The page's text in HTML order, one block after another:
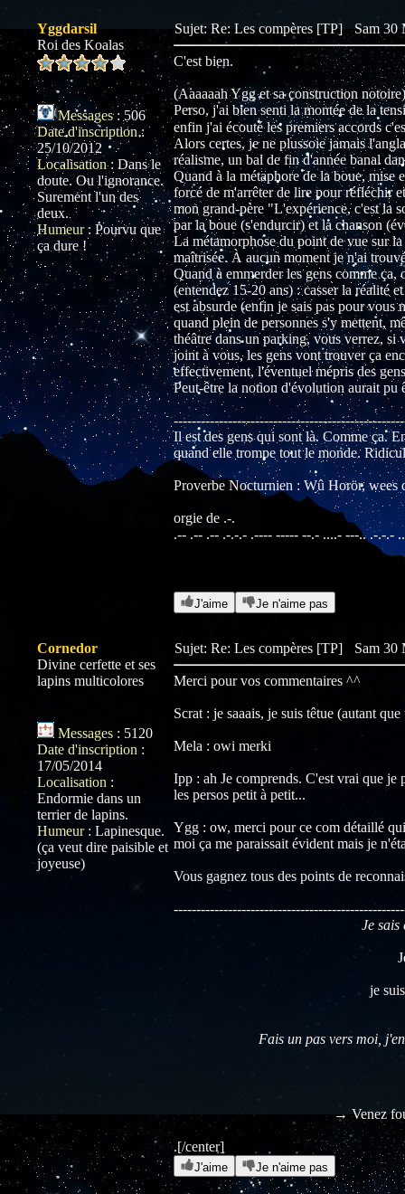
Yggdarsil
Roi des Koalas
Messages: 506
Date d'inscription:
25/10/2012
Localisation: Dans le
doute. Ou l'ignorance.
Surement l'un des
deux.
Humeur: Pourvu que
ça dure !
Sujet: Re: Les compères [TP]Sam 30
C'est bien.
(Aaaaaah Ygg et sa construction notoire)
Perso, j'ai bien senti la montée de la
enfin j'ai écouté les premiers accords
Alors certes, je ne plussoie jamais
réalisme, un bal de fin d'année banal
Quand à la métaphore de la boue, mise
forcé de m'arrêter de lire pour réfléchir
mon grand-père "L'expérience, c'est la
par la boue (s'endurcir) et la chanson
La métamorphose du point de vue sur
maîtrisée. À aucun moment je n'ai
Quand à emmerder les gens comme
(entendez 15-20 ans) : casser la réalité
est absurde (enfin je sais pas pour vous
quand plein de personnes s'y mettent,
théâtre dans un parking, vous verrez, si
joint à vous, les gens vont trouver ça
effectivement, l'éventuel mépris des
Peut-être la notion d'évolution aurait pu
Il est des gens qui sont là. Comme ça.
quand elle trompe tout le monde.
Proverbe Nocturnien : Wû Horör,
orgie de .-.
.-- .-- .-- .-.-.- .---- ----- --.- ....- ---.. .-.-.-
J'aime Je n'aime pas
Cornedor
Divine cerfette et ses
lapins multicolores
Messages : 5120
Date d'inscription :
17/05/2014
Localisation :
Endormie dans un
terrier de lapins.
Humeur: Lapinesque.
(ça veut dire paisible et
joyeuse)
Sujet: Re: Les compères [TP] Sam 30
Merci pour vos commentaires ^^
Scrat : je saaais, je suis têtue (autant
Mela : owi merki
Ipp : ah Je comprends. C'est vrai que
les persos petit à petit...
Ygg : ow, merci pour ce com détaillé
moi ça me paraissait évident mais je
Vous gagnez tous des points de
Je sais
je
Fais un pas vers moi,
→ Venez
.[/center]
J'aime Je n'aime pas